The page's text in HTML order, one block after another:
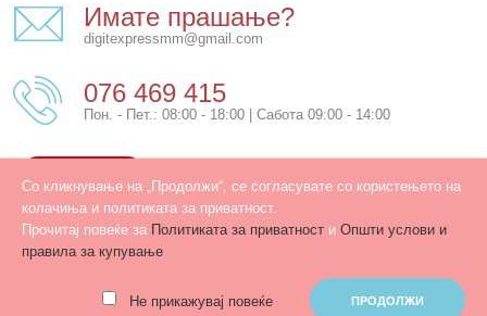
Со кликнување на „Продолжи“, се согласувате со користењето на
колачиња и политиката за приватност.
Прочитај повеќе за Политиката за приватност и Општи услови и
правила за купување
Не прикажувај повеќе ПРОДОЛЖИ
Имате прашање?
digitexpressmm@gmail.com
076 469 415
Пон. - Пет.: 08:00 - 18:00 | Сабота 09:00 - 14:00
INHOST.